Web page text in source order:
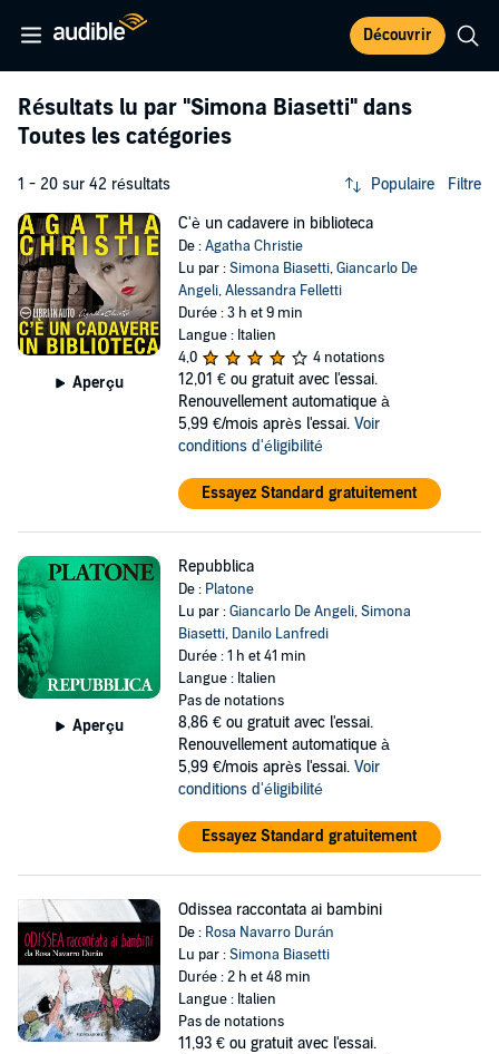
Découvrir
Résultats lu par "Simona Biasetti" dans
Toutes les catégories
1 - 20 sur 42 résultats Populaire Filtre
Aperçu
C'è un cadavere in biblioteca
De :Agatha Christie
Lu par :Simona Biasetti,Giancarlo De
Angeli,Alessandra Felletti
Durée : 3 h et 9 min
Langue : Italien
4,0
4 notations
12,01 € ou gratuit avec l'essai.
Renouvellement automatique à
5,99 €/mois après l'essai. Voir
conditions d'éligibilité
Essayez Standard gratuitement
Aperçu
Repubblica
De : Platone
Lu par :Giancarlo De Angeli,Simona
Biasetti, Danilo Lanfredi
Durée : 1 h et 41 min
Langue : Italien
Pas de notations
8,86 € ou gratuit avec l'essai.
Renouvellement automatique à
5,99 €/mois après l'essai. Voir
conditions d'éligibilité
Essayez Standard gratuitement
Odissea raccontata ai bambini
De : Rosa Navarro Durán
Lu par :Simona Biasetti
Durée : 2 h et 48 min
Langue : Italien
Pas de notations
11,93 € ou gratuit avec l'essai.